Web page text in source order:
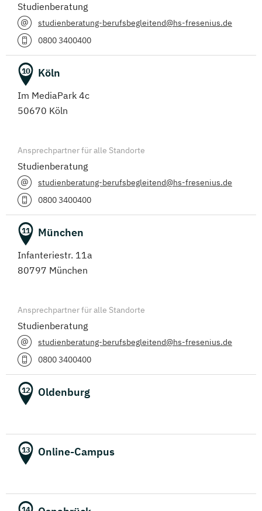
Studienberatung
studienberatung-berufsbegleitend@hs-fresenius.de
0800 3400400
10 Köln
Im MediaPark 4c
50670 Köln
Ansprechpartner für alle Standorte
Studienberatung
studienberatung-berufsbegleitend@hs-fresenius.de
0800 3400400
11 München
Infanteriestr. 11a
80797 München
Ansprechpartner für alle Standorte
Studienberatung
studienberatung-berufsbegleitend@hs-fresenius.de
0800 3400400
12 Oldenburg
13 Online-Campus